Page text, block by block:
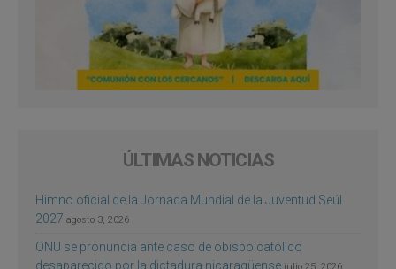
ÚLTIMAS NOTICIAS
Himno oficial de la Jornada Mundial de la Juventud Seúl
2027 agosto 3, 2026
ONU se pronuncia ante caso de obispo católico
desaparecido por la dictadura nicaragüense julio 25, 2026